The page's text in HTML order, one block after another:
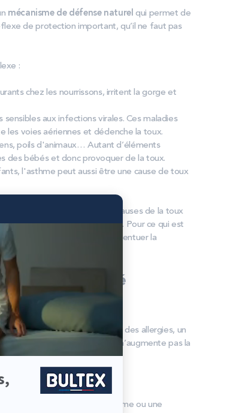
mécanisme de défense naturel qui permet de
de protection important, qu’il ne faut pas
:
chez les nourrissons, irritent la gorge et
aux infections virales. Ces maladies
les voies aériennes et déclenche la toux.
poils d'animaux… Autant d’éléments
des bébés et donc provoquer de la toux.
l'asthme peut aussi être une cause de toux
. Et ce, d’autant plus si les causes de la toux
(migration du mucus). Pour ce qui est
les muqueuses et donc accentuer la
toux chez bébé
, souvent causée par des allergies, un
Cette toux est irritante, mais n’augmente pas la
est sec.
inférieures
, comme un rhume ou une